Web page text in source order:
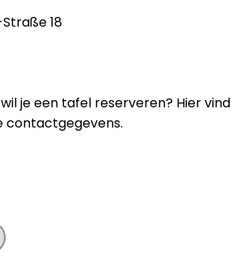
18
wil je een tafel reserveren? Hier vind
contactgegevens.